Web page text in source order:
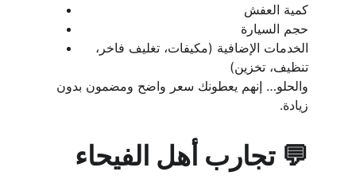
كمية العفش
حجم السيارة
الخدمات الإضافية (مكيفات، تغليف فاخر،
تنظيف، تخزين)
والحلو… إنهم يعطونك سعر واضح ومضمون بدون
زيادة.
💬 تجارب أهل الفيحاء